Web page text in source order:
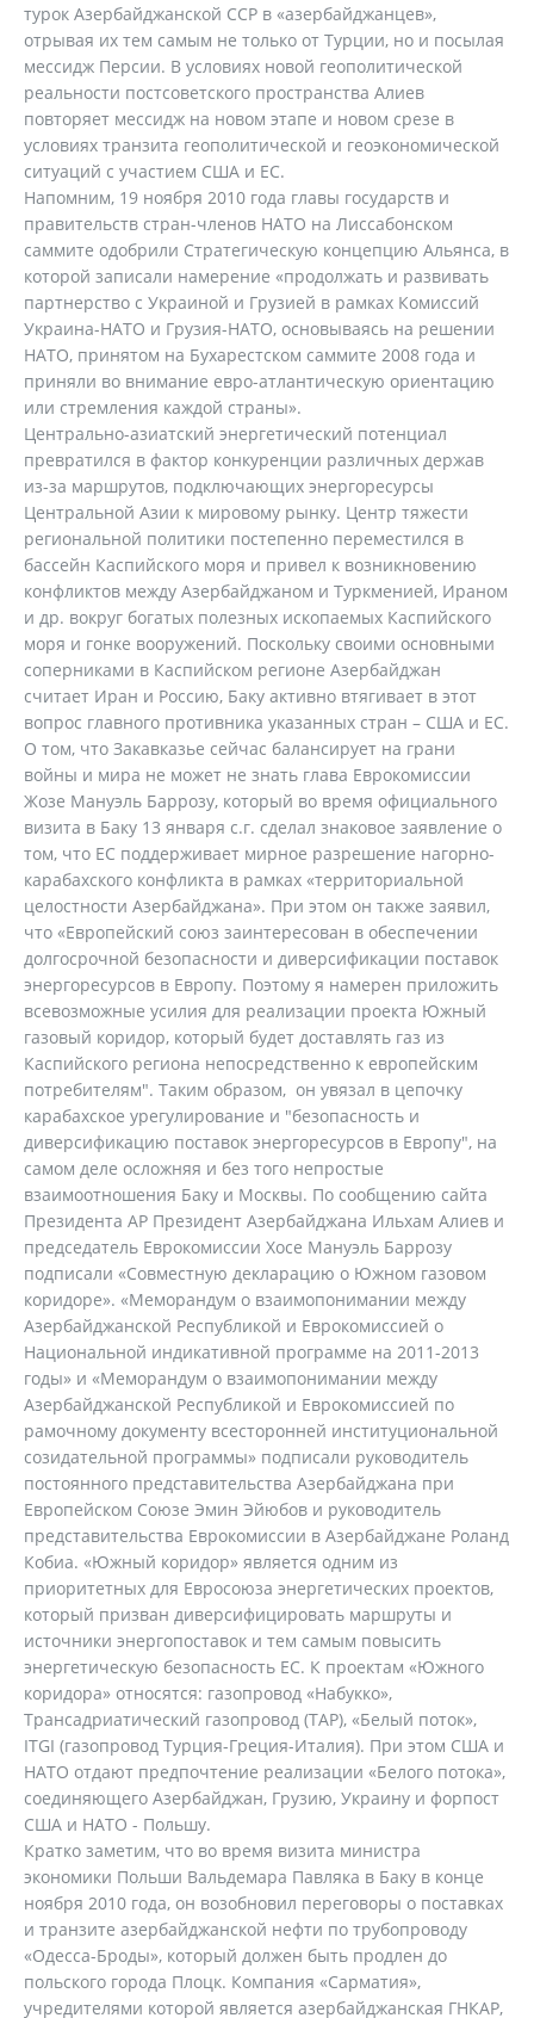
турок Азербайджанской ССР в «азербайджанцев»,
отрывая их тем самым не только от Турции, но и посылая
мессидж Персии. В условиях новой геополитической
реальности постсоветского пространства Алиев
повторяет мессидж на новом этапе и новом срезе в
условиях транзита геополитической и геоэкономической
ситуаций с участием США и ЕС.
Напомним, 19 ноября 2010 года главы государств и
правительств стран-членов НАТО на Лиссабонском
саммите одобрили Стратегическую концепцию Альянса, в
которой записали намерение «продолжать и развивать
партнерство с Украиной и Грузией в рамках Комиссий
Украина-НАТО и Грузия-НАТО, основываясь на решении
НАТО, принятом на Бухарестском саммите 2008 года и
приняли во внимание евро-атлантическую ориентацию
или стремления каждой страны».
Центрально-азиатский энергетический потенциал
превратился в фактор конкуренции различных держав
из-за маршрутов, подключающих энергоресурсы
Центральной Азии к мировому рынку. Центр тяжести
региональной политики постепенно переместился в
бассейн Каспийского моря и привел к возникновению
конфликтов между Азербайджаном и Туркменией, Ираном
и др. вокруг богатых полезных ископаемых Каспийского
моря и гонке вооружений. Поскольку своими основными
соперниками в Каспийском регионе Азербайджан
считает Иран и Россию, Баку активно втягивает в этот
вопрос главного противника указанных стран – США и ЕС.
О том, что Закавказье сейчас балансирует на грани
войны и мира не может не знать глава Еврокомиссии
Жозе Мануэль Баррозу, который во время официального
визита в Баку 13 января с.г. сделал знаковое заявление о
том, что ЕС поддерживает мирное разрешение нагорно-
карабахского конфликта в рамках «территориальной
целостности Азербайджана». При этом он также заявил,
что «Европейский союз заинтересован в обеспечении
долгосрочной безопасности и диверсификации поставок
энергоресурсов в Европу. Поэтому я намерен приложить
всевозможные усилия для реализации проекта Южный
газовый коридор, который будет доставлять газ из
Каспийского региона непосредственно к европейским
потребителям". Таким образом, он увязал в цепочку
карабахское урегулирование и "безопасность и
диверсификацию поставок энергоресурсов в Европу", на
самом деле осложняя и без того непростые
взаимоотношения Баку и Москвы. По сообщению сайта
Президента АР Президент Азербайджана Ильхам Алиев и
председатель Еврокомиссии Хосе Мануэль Баррозу
подписали «Совместную декларацию о Южном газовом
коридоре». «Меморандум о взаимопонимании между
Азербайджанской Республикой и Еврокомиссией о
Национальной индикативной программе на 2011-2013
годы» и «Меморандум о взаимопонимании между
Азербайджанской Республикой и Еврокомиссией по
рамочному документу всесторонней институциональной
созидательной программы» подписали руководитель
постоянного представительства Азербайджана при
Европейском Союзе Эмин Эйюбов и руководитель
представительства Еврокомиссии в Азербайджане Роланд
Кобиа. «Южный коридор» является одним из
приоритетных для Евросоюза энергетических проектов,
который призван диверсифицировать маршруты и
источники энергопоставок и тем самым повысить
энергетическую безопасность ЕС. К проектам «Южного
коридора» относятся: газопровод «Набукко»,
Трансадриатический газопровод (TAP), «Белый поток»,
ITGI (газопровод Турция-Греция-Италия). При этом США и
НАТО отдают предпочтение реализации «Белого потока»,
соединяющего Азербайджан, Грузию, Украину и форпост
США и НАТО - Польшу.
Кратко заметим, что во время визита министра
экономики Польши Вальдемара Павляка в Баку в конце
ноября 2010 года, он возобновил переговоры о поставках
и транзите азербайджанской нефти по трубопроводу
«Одесса-Броды», который должен быть продлен до
польского города Плоцк. Компания «Сарматия»,
учредителями которой является азербайджанская ГНКАР,